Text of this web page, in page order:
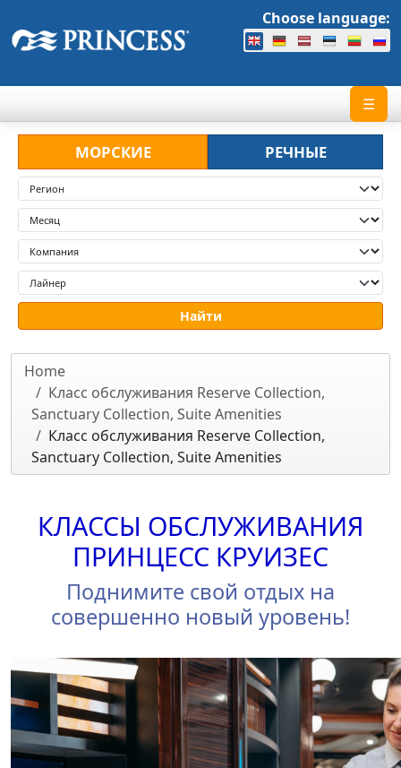
Choose language:
☰
МОРСКИЕ РЕЧНЫЕ
Home
Класс обслуживания Reserve Collection,
Sanctuary Collection, Suite Amenities
Класс обслуживания Reserve Collection,
Sanctuary Collection, Suite Amenities
КЛАССЫ ОБСЛУЖИВАНИЯ
ПРИНЦЕСС КРУИЗЕС
Поднимите свой отдых на
совершенно новый уровень!